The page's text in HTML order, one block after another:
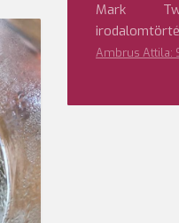
Mark
Ambrus Attila: